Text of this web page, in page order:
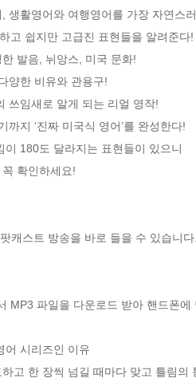
생활영어와 여행영어를 가장 자연스
고 쉽지만 고급진 표현들을 알려준다!
발음, 뉘앙스, 미국 문화!
양한 비유와 관용구!
쓰임새로 알게 되는 리얼 영작!
까지 ‘진짜 미국식 영어’를 완성한다!
180도 달라지는 표현들이 있으니
확인하세요!
캐스트 방송을 바로 들을 수 있습니
MP3 파일을 다운로드 받아 핸드폰에
어 시리즈인 이유
한 장씩 넘길 때마다 맞고 틀림의